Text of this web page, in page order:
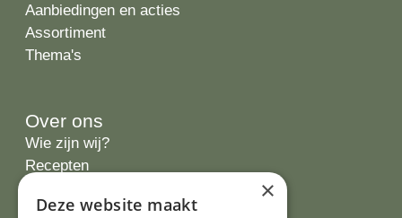
Aanbiedingen en acties
Assortiment
Thema's
Over ons
Wie zijn wij?
Recepten
Recensies
×
Deze website maakt